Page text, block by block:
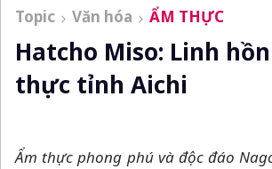
Topic Văn hóa ẨM THỰC
Hatcho Miso: Linh
thực tỉnh Aichi
Ẩm thực phong phú và độc đáo